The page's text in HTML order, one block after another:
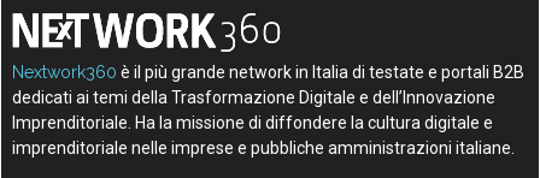
Nextwork360 è il più grande network in Italia di testate e portali B2B
dedicati ai temi della Trasformazione Digitale e dell’Innovazione
Imprenditoriale. Ha la missione di diffondere la cultura digitale e
imprenditoriale nelle imprese e pubbliche amministrazioni italiane.